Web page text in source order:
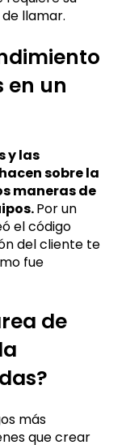
llamar.
en un
y las
sobre la
maneras de
Por un
el código
del cliente te
fue
de
más
que crear